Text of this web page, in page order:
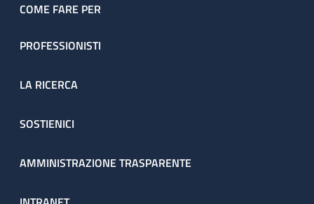
COME FARE PER
PROFESSIONISTI
LA RICERCA
SOSTIENICI
AMMINISTRAZIONE TRASPARENTE